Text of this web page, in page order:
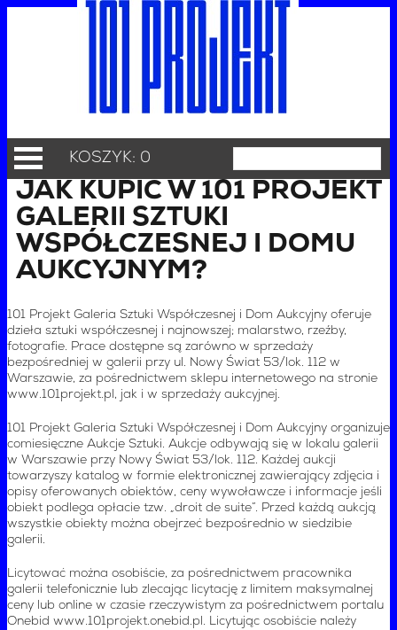
KOSZYK: 0
JAK KUPIĆ W 101 PROJEKT
GALERII SZTUKI
WSPÓŁCZESNEJ I DOMU
AUKCYJNYM?
101 Projekt Galeria Sztuki Współczesnej i Dom Aukcyjny oferuje
dzieła sztuki współczesnej i najnowszej; malarstwo, rzeźby,
fotografie. Prace dostępne są zarówno w sprzedaży
bezpośredniej w galerii przy ul. Nowy Świat 53/lok. 112 w
Warszawie, za pośrednictwem sklepu internetowego na stronie
www.101projekt.pl, jak i w sprzedaży aukcyjnej.
101 Projekt Galeria Sztuki Współczesnej i Dom Aukcyjny organizuje
comiesięczne Aukcje Sztuki. Aukcje odbywają się w lokalu galerii
w Warszawie przy Nowy Świat 53/lok. 112. Każdej aukcji
towarzyszy katalog w formie elektronicznej zawierający zdjęcia i
opisy oferowanych obiektów, ceny wywoławcze i informacje jeśli
obiekt podlega opłacie tzw. „droit de suite”. Przed każdą aukcją
wszystkie obiekty można obejrzeć bezpośrednio w siedzibie
galerii.
Licytować można osobiście, za pośrednictwem pracownika
galerii telefonicznie lub zlecając licytację z limitem maksymalnej
ceny lub online w czasie rzeczywistym za pośrednictwem portalu
Onebid www.101projekt.onebid.pl. Licytując osobiście należy